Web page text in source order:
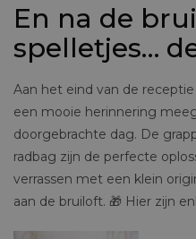
En na de
spelletjes…
Aan het eind van de
een mooie herinnering
doorgebrachte dag. De
radbag zijn de perfecte
verrassen met een klein
aan de bruiloft. 🎁 Hier zijn